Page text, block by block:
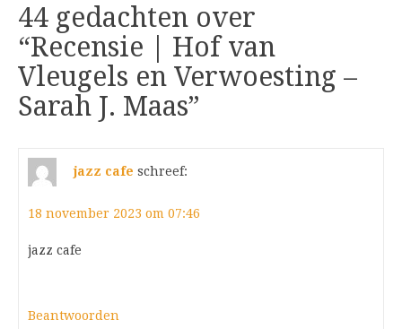
44 gedachten over
“Recensie | Hof van
Vleugels en Verwoesting –
Sarah J. Maas”
jazz cafe schreef:
18 november 2023 om 07:46
jazz cafe
Beantwoorden